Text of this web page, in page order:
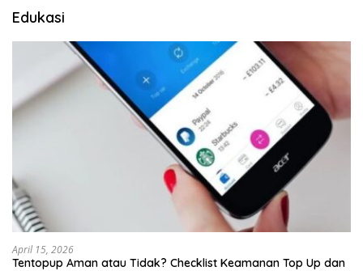
Edukasi
April 15, 2026
Tentopup Aman atau Tidak? Checklist Keamanan Top Up dan